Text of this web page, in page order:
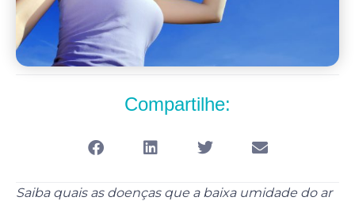
Compartilhe:
Saiba quais as doenças que a baixa umidade do ar